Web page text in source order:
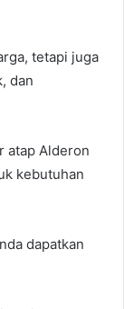
tetapi juga
dan
atap Alderon
kebutuhan
dapatkan